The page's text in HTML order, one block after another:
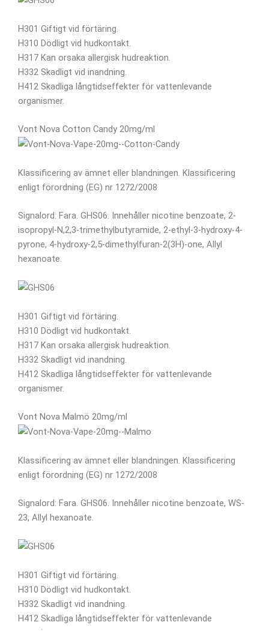
H301 Giftigt vid förtäring.
H310 Dödligt vid hudkontakt.
H317 Kan orsaka allergisk hudreaktion.
H332 Skadligt vid inandning.
H412 Skadliga långtidseffekter för vattenlevande
organismer.
Vont Nova Cotton Candy 20mg/ml
Klassificering av ämnet eller blandningen. Klassificering
enligt förordning (EG) nr 1272/2008
Signalord: Fara. GHS06. Innehåller nicotine benzoate, 2-
isopropyl-N,2,3-trimethylbutyramide, 2-ethyl-3-hydroxy-4-
pyrone, 4-hydroxy-2,5-dimethylfuran-2(3H)-one, Allyl
hexanoate.
H301 Giftigt vid förtäring.
H310 Dödligt vid hudkontakt.
H317 Kan orsaka allergisk hudreaktion.
H332 Skadligt vid inandning.
H412 Skadliga långtidseffekter för vattenlevande
organismer.
Vont Nova Malmö 20mg/ml
Klassificering av ämnet eller blandningen. Klassificering
enligt förordning (EG) nr 1272/2008
Signalord: Fara. GHS06. Innehåller nicotine benzoate, WS-
23, Allyl hexanoate.
H301 Giftigt vid förtäring.
H310 Dödligt vid hudkontakt.
H332 Skadligt vid inandning.
H412 Skadliga långtidseffekter för vattenlevande